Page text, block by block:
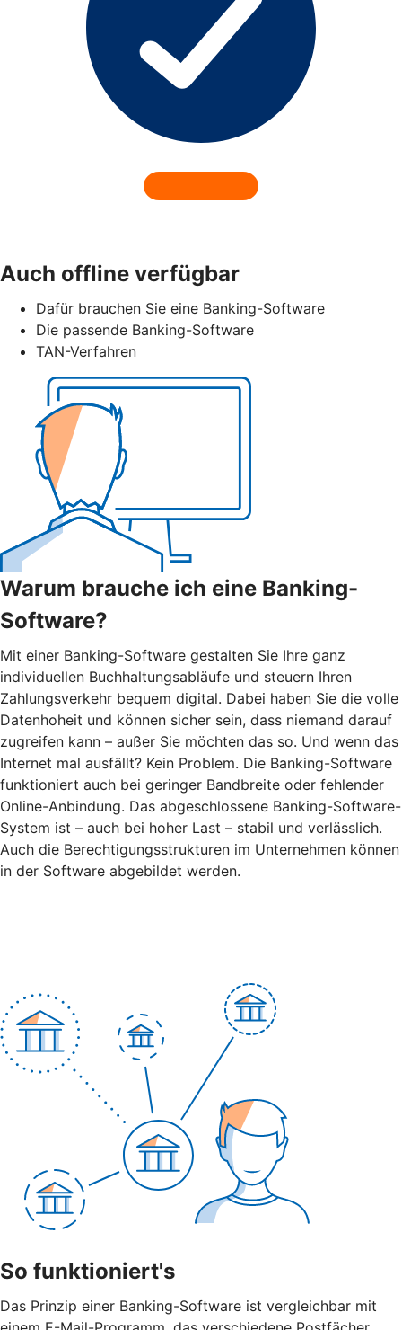
Auch offline verfügbar
Dafür brauchen Sie eine Banking-Software
Die passende Banking-Software
TAN-Verfahren
Warum brauche ich eine Banking-
Software?
Mit einer Banking-Software gestalten Sie Ihre ganz
individuellen Buchhaltungsabläufe und steuern Ihren
Zahlungsverkehr bequem digital. Dabei haben Sie die volle
Datenhoheit und können sicher sein, dass niemand darauf
zugreifen kann – außer Sie möchten das so. Und wenn das
Internet mal ausfällt? Kein Problem. Die Banking-Software
funktioniert auch bei geringer Bandbreite oder fehlender
Online-Anbindung. Das abgeschlossene Banking-Software-
System ist – auch bei hoher Last – stabil und verlässlich.
Auch die Berechtigungsstrukturen im Unternehmen können
in der Software abgebildet werden.
So funktioniert's
Das Prinzip einer Banking-Software ist vergleichbar mit